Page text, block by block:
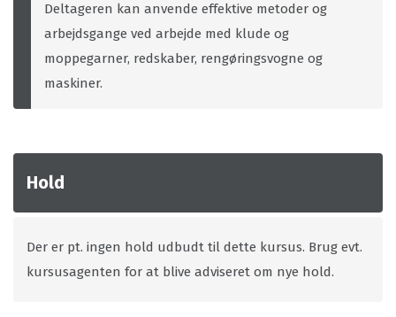
Deltageren kan anvende effektive metoder og
arbejdsgange ved arbejde med klude og
moppegarner, redskaber, rengøringsvogne og
maskiner.
Hold
Der er pt. ingen hold udbudt til dette kursus. Brug evt.
kursusagenten for at blive adviseret om nye hold.